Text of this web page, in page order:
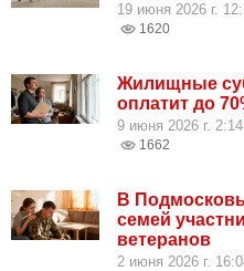
19 июня 2026 г.
1620
Жилищные
оплатит до
9 июня 2026 г. 2:14
1662
В
семей
ветеранов
2 июня 2026 г.